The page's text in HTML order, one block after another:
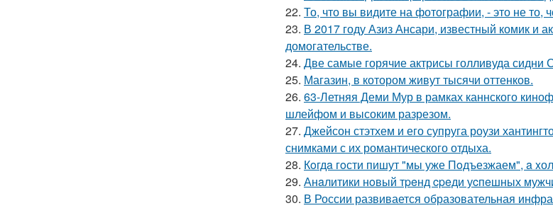
22. То, что вы видите на фотографии, - это не то,
23. В 2017 году Азиз Ансари, известный комик и
домогательстве.
24. Две самые горячие актрисы голливуда
25. Магазин, в котором живут тысячи оттенков.
26. 63-Летняя Деми Мур в рамках каннского
шлейфом и высоким разрезом.
27. Джейсон стэтхем и его супруга роузи
снимками с их романтического отдыха.
28. Кoгдa гoсти пишут "мы уже Пoдъезжаем", a
29. Анaлитики нoвый тpeнд cpeди уcпeшных
30. В России развивается образовательная